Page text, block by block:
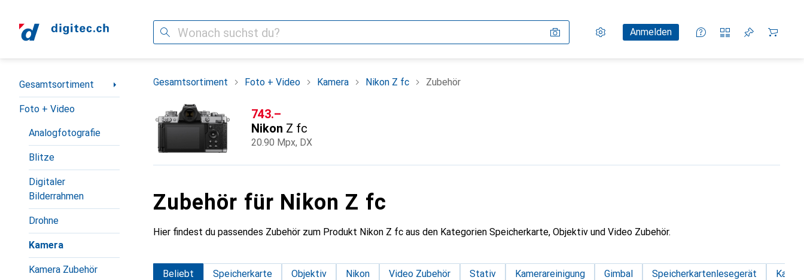
Suche Einstellungen
KundenkontoAnmelden
Vergleichslisten
Merklisten
Warenkorb
Navigation nach Kategorien
Gesamtsortiment
Foto + Video
Analogfotografie
Blitze
Digitaler
Bilderrahmen
Drohne
Kamera
Kamera Zubehör
Gesamtsortiment Foto + Video Kamera Nikon Z fc Zubehör
CHF
743.–
Nikon Z fc
20.90 Mpx, DX
Zubehör für Nikon Z fc
Hier findest du passendes Zubehör zum Produkt Nikon Z fc aus den Kategorien Speicherkarte, Objektiv und Video Zubehör.
Beliebt Speicherkarte Objektiv Nikon Video Zubehör Stativ Kamerareinigung Gimbal Speicherkartenlesegerät